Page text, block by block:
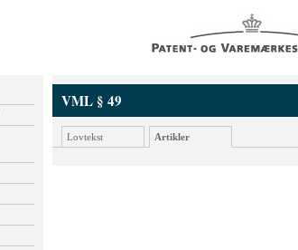
VML § 49
Lovtekst Artikler